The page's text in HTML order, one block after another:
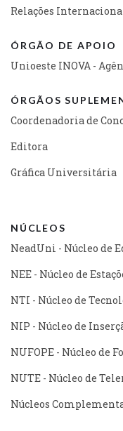
Relações
ÓRGÃO DE APOIO
Unioeste INOVA -
ÓRGÃOS
Coordenadoria de
Editora
Gráfica Universitária
NÚCLEOS
NeadUni - Núcleo de
NEE - Núcleo de
NTI - Núcleo de
NIP - Núcleo de
NUFOPE - Núcleo de
NUTE - Núcleo de
Núcleos